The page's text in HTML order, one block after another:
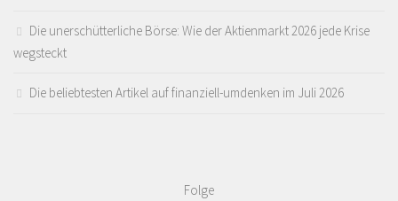
Die unerschütterliche Börse: Wie der Aktienmarkt 2026 jede Krise
wegsteckt
Die beliebtesten Artikel auf finanziell-umdenken im Juli 2026
Folge